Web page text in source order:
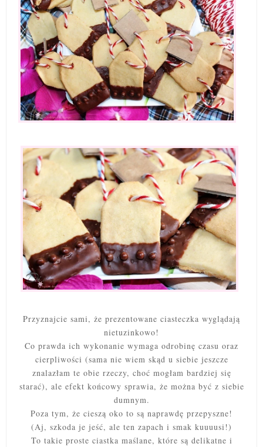
Przyznajcie sami, że prezentowane ciasteczka wyglądają
nietuzinkowo!
Co prawda ich wykonanie wymaga odrobinę czasu oraz
cierpliwości (sama nie wiem skąd u siebie jeszcze
znalazłam te obie rzeczy, choć mogłam bardziej się
starać), ale efekt końcowy sprawia, że można być z siebie
dumnym.
Poza tym, że cieszą oko to są naprawdę przepyszne!
(Aj, szkoda je jeść, ale ten zapach i smak kuuuusi!)
To takie proste ciastka maślane, które są delikatne i